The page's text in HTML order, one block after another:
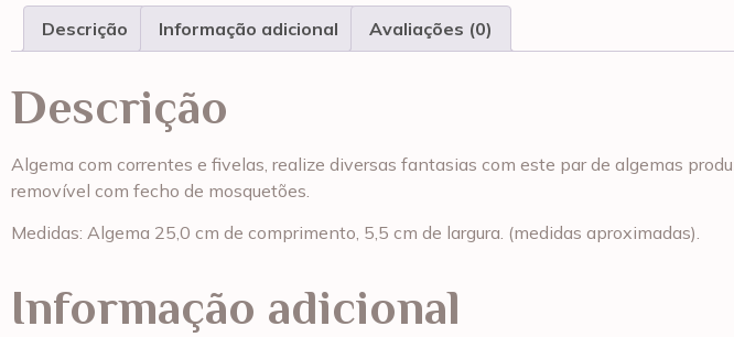
Descrição Informação adicional Avaliações (0)
Descrição
Algema com correntes e fivelas, realize diversas fantasias com este par de algemas
removível com fecho de mosquetões.
Medidas: Algema 25,0 cm de comprimento, 5,5 cm de largura. (medidas aproximadas).
Informação adicional